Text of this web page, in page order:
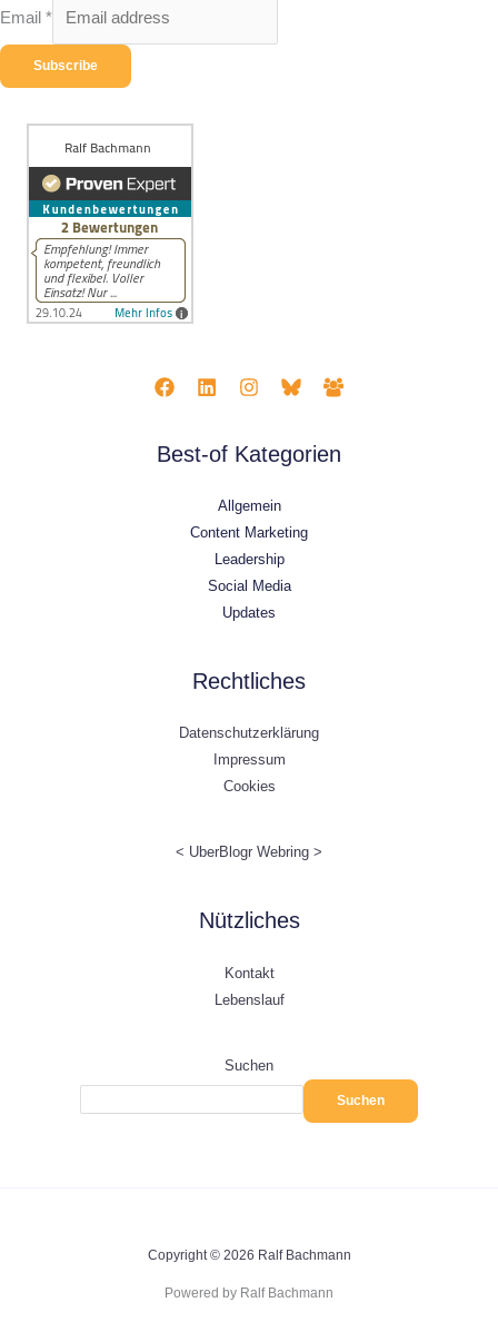
Email *
Subscribe
Best-of Kategorien
Allgemein
Content Marketing
Leadership
Social Media
Updates
Rechtliches
Datenschutzerklärung
Impressum
Cookies
< UberBlogr Webring >
Nützliches
Kontakt
Lebenslauf
Suchen
Suchen
Copyright © 2026 Ralf Bachmann
Powered by Ralf Bachmann